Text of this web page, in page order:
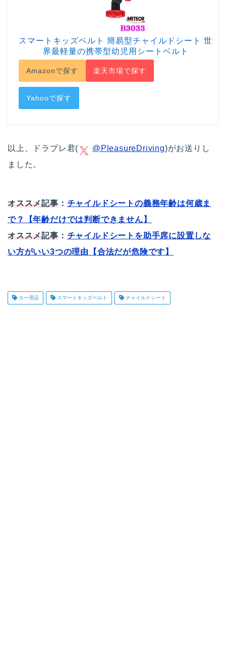
スマートキッズベルト 簡易型チャイルドシート 世
界最軽量の携帯型幼児用シートベルト
Amazonで探す 楽天市場で探す
Yahooで探す
以上、ドラプレ君( @PleasureDriving)がお送りし
ました。
オススメ記事： チャイルドシートの義務年齢は何歳ま
で？【年齢だけでは判断できません】
オススメ記事： チャイルドシートを助手席に設置しな
い方がいい3つの理由【合法だが危険です】
カー用品 スマートキッズベルト チャイルドシート